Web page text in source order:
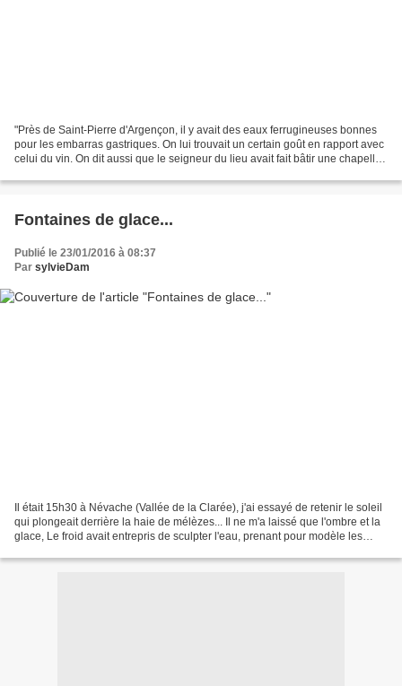
"Près de Saint-Pierre d'Argençon, il y avait des eaux ferrugineuses bonnes
pour les embarras gastriques. On lui trouvait un certain goût en rapport avec
celui du vin. On dit aussi que le seigneur du lieu avait fait bâtir une chapelle
Fontaines de glace...
Publié le 23/01/2016 à 08:37
Par sylvieDam
Il était 15h30 à Névache (Vallée de la Clarée), j'ai essayé de retenir le soleil
qui plongeait derrière la haie de mélèzes... Il ne m'a laissé que l'ombre et la
glace, Le froid avait entrepris de sculpter l'eau, prenant pour modèle les